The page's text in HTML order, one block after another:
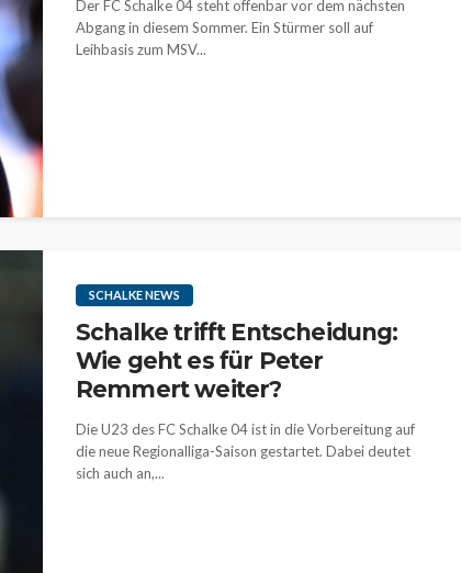
Der FC Schalke 04 steht offenbar vor dem nächsten
Abgang in diesem Sommer. Ein Stürmer soll auf
Leihbasis zum MSV...
SCHALKE NEWS
Schalke trifft Entscheidung:
Wie geht es für Peter
Remmert weiter?
Die U23 des FC Schalke 04 ist in die Vorbereitung auf
die neue Regionalliga-Saison gestartet. Dabei deutet
sich auch an,...